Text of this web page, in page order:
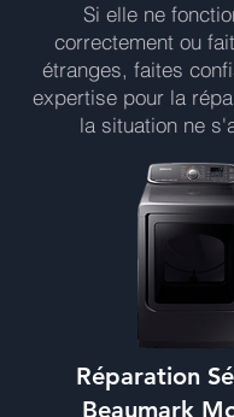
Si elle ne
correctement ou
étranges, faites
expertise pour la
la situation ne
Réparation
Beaumark